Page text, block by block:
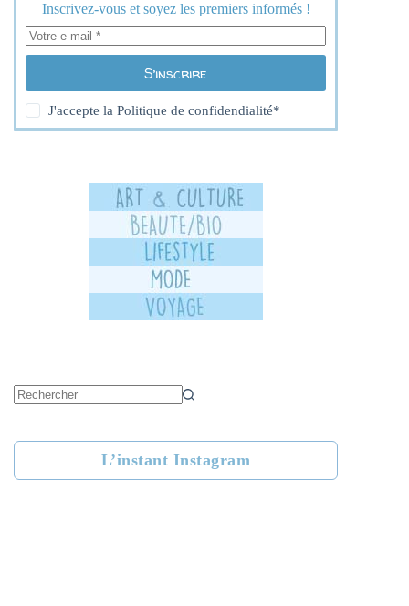
Inscrivez-vous et soyez les premiers informés !
S’inscrire
J'accepte laPolitique de confidendialité*
L’instant Instagram